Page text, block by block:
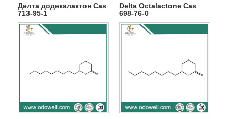
Делта додекалактон Cas
713-95-1
Delta Octalactone Cas
698-76-0